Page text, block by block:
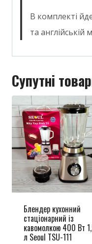
В комплекті
та англійській
Супутні
Блендер кухонний
стаціонарний із
кавомолкою 400 Вт
л Seoul TSU-111